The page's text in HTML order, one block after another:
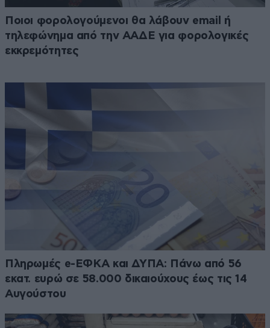
Ποιοι φορολογούμενοι θα λάβουν email ή
τηλεφώνημα από την ΑΑΔΕ για φορολογικές
εκκρεμότητες
Πληρωμές e-ΕΦΚΑ και ΔΥΠΑ: Πάνω από 56
εκατ. ευρώ σε 58.000 δικαιούχους έως τις 14
Αυγούστου